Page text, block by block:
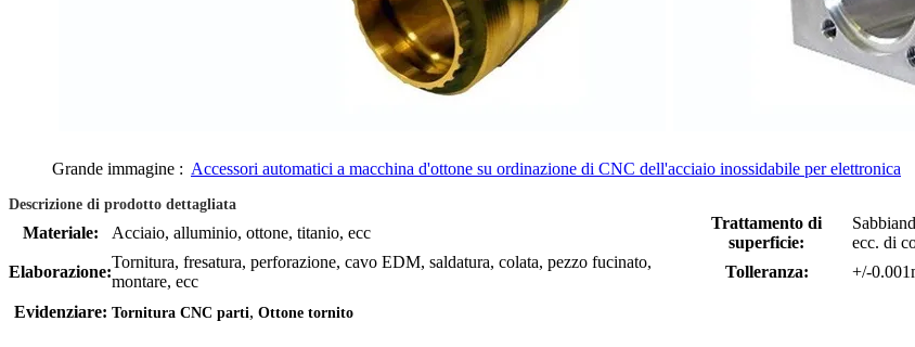
Grande immagine : Accessori automatici a macchina d'ottone su ordinazione di CNC dell'acciaio inossidabile per elettronica
Descrizione di prodotto dettagliata
Materiale: Acciaio, alluminio, ottone, titanio, ecc
Trattamento di
superficie:
ecc. di
Elaborazione:
Tornitura, fresatura, perforazione, cavo EDM, saldatura, colata, pezzo fucinato,
montare, ecc
Tolleranza: +/-
Evidenziare: Tornitura CNC parti, Ottone tornito